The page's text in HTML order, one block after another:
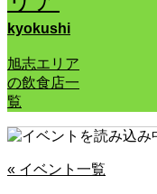
kyokushi
旭志エリア
の飲食店一
覧
« イベント一覧